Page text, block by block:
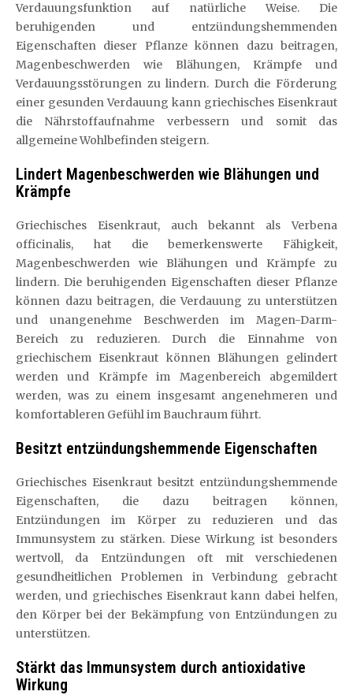
Verdauungsfunktion auf natürliche Weise. Die
beruhigenden und entzündungshemmenden
Eigenschaften dieser Pflanze können dazu beitragen,
Magenbeschwerden wie Blähungen, Krämpfe und
Verdauungsstörungen zu lindern. Durch die Förderung
einer gesunden Verdauung kann griechisches Eisenkraut
die Nährstoffaufnahme verbessern und somit das
allgemeine Wohlbefinden steigern.
Lindert Magenbeschwerden wie Blähungen und
Krämpfe
Griechisches Eisenkraut, auch bekannt als Verbena
officinalis, hat die bemerkenswerte Fähigkeit,
Magenbeschwerden wie Blähungen und Krämpfe zu
lindern. Die beruhigenden Eigenschaften dieser Pflanze
können dazu beitragen, die Verdauung zu unterstützen
und unangenehme Beschwerden im Magen-Darm-
Bereich zu reduzieren. Durch die Einnahme von
griechischem Eisenkraut können Blähungen gelindert
werden und Krämpfe im Magenbereich abgemildert
werden, was zu einem insgesamt angenehmeren und
komfortableren Gefühl im Bauchraum führt.
Besitzt entzündungshemmende Eigenschaften
Griechisches Eisenkraut besitzt entzündungshemmende
Eigenschaften, die dazu beitragen können,
Entzündungen im Körper zu reduzieren und das
Immunsystem zu stärken. Diese Wirkung ist besonders
wertvoll, da Entzündungen oft mit verschiedenen
gesundheitlichen Problemen in Verbindung gebracht
werden, und griechisches Eisenkraut kann dabei helfen,
den Körper bei der Bekämpfung von Entzündungen zu
unterstützen.
Stärkt das Immunsystem durch antioxidative
Wirkung